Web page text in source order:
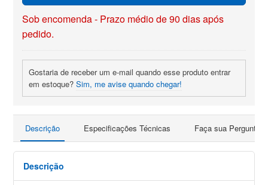
Sob encomenda - Prazo médio de 90 dias após
pedido.
Gostaria de receber um e-mail quando esse produto entrar
em estoque?Sim, me avise quando chegar!
Descrição Especificações Técnicas Faça sua Pergunta
Descrição